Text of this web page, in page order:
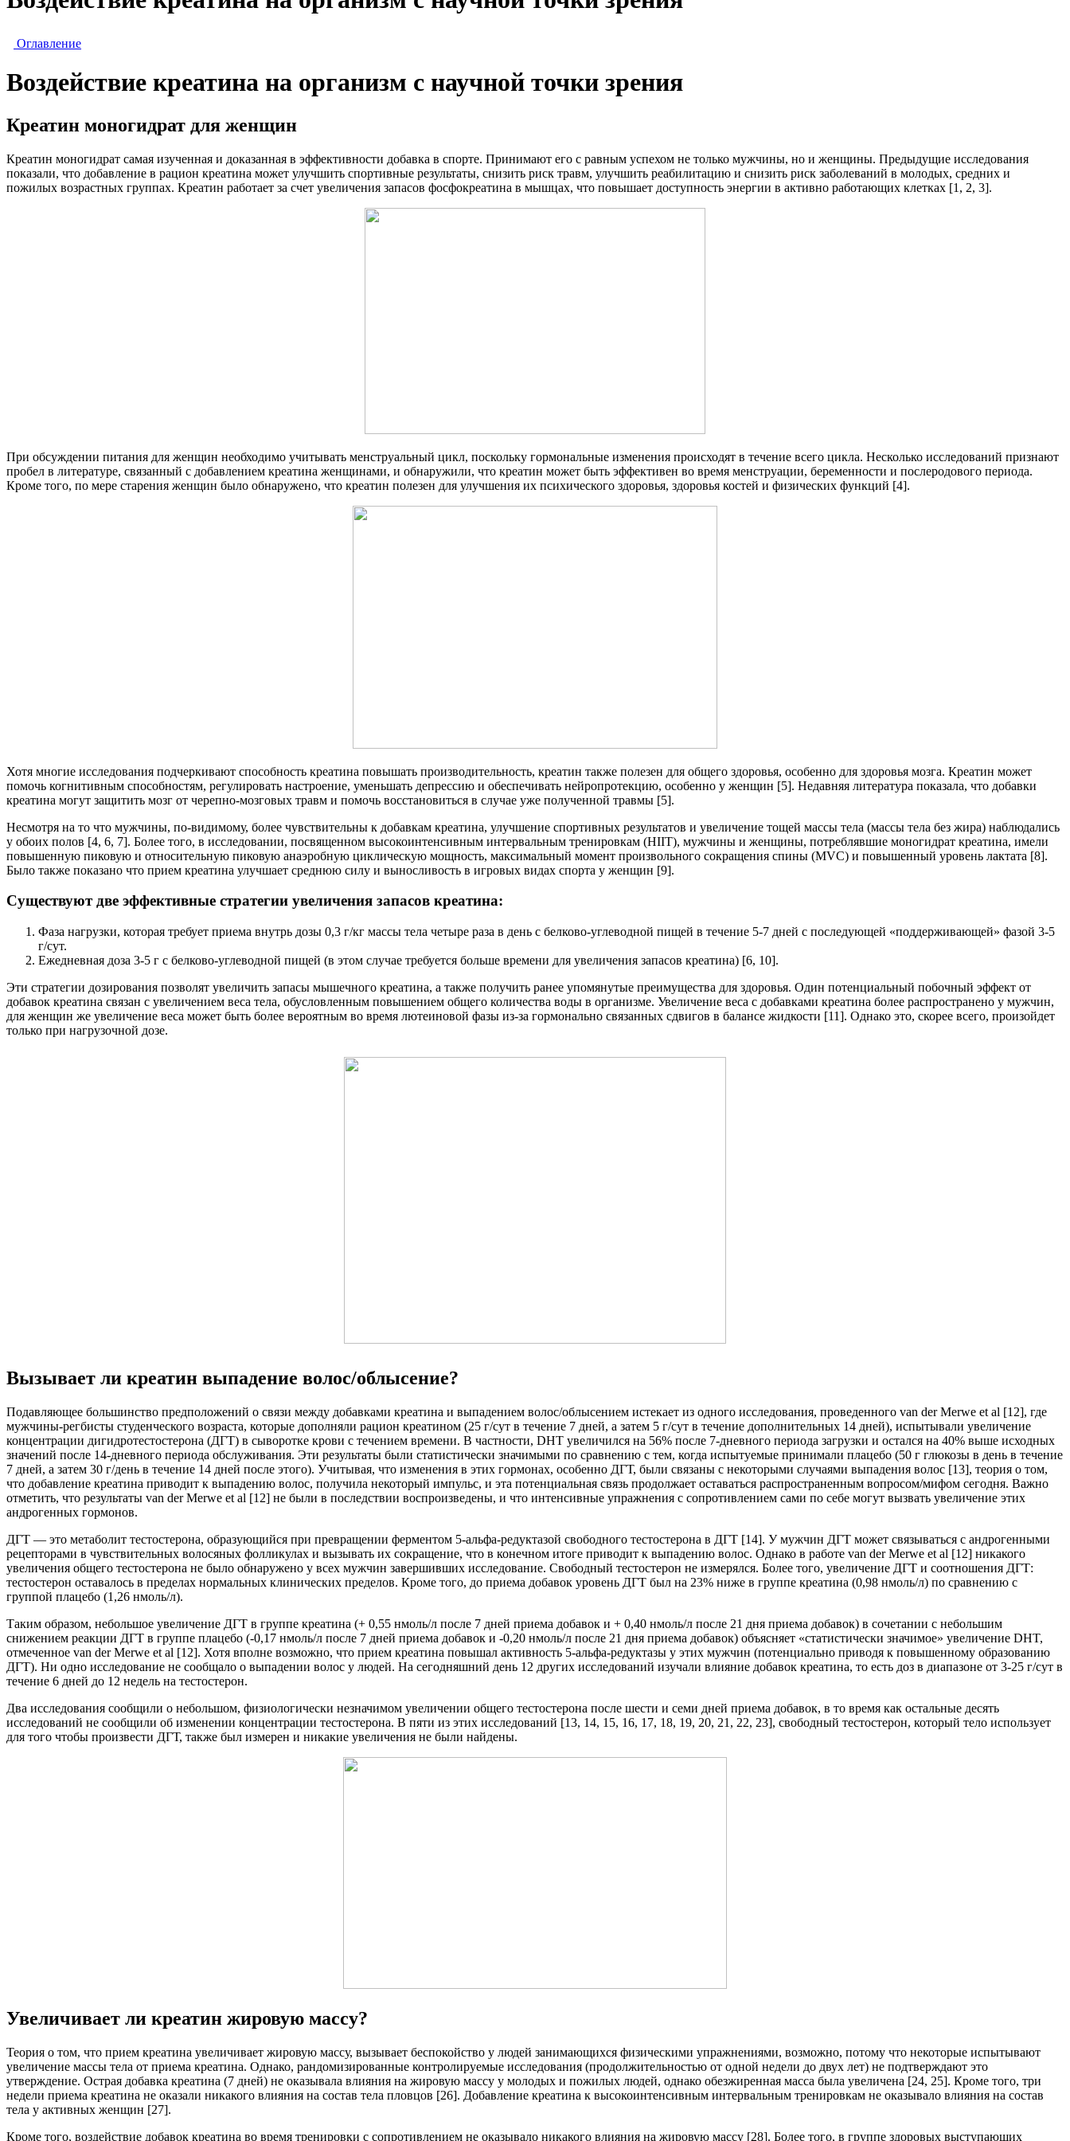
Оглавление
Воздействие креатина на организм с научной точки зрения
Креатин моногидрат для женщин
Креатин моногидрат самая изученная и доказанная в эффективности добавка в спорте. Принимают его с равным успехом не только мужчины, но и женщины. Предыдущие исследования
показали, что добавление в рацион креатина может улучшить спортивные результаты, снизить риск травм, улучшить реабилитацию и снизить риск заболеваний в молодых, средних и
пожилых возрастных группах. Креатин работает за счет увеличения запасов фосфокреатина в мышцах, что повышает доступность энергии в активно работающих клетках [1, 2, 3].
При обсуждении питания для женщин необходимо учитывать менструальный цикл, поскольку гормональные изменения происходят в течение всего цикла. Несколько исследований признают
пробел в литературе, связанный с добавлением креатина женщинами, и обнаружили, что креатин может быть эффективен во время менструации, беременности и послеродового периода.
Кроме того, по мере старения женщин было обнаружено, что креатин полезен для улучшения их психического здоровья, здоровья костей и физических функций [4].
Хотя многие исследования подчеркивают способность креатина повышать производительность, креатин также полезен для общего здоровья, особенно для здоровья мозга. Креатин может
помочь когнитивным способностям, регулировать настроение, уменьшать депрессию и обеспечивать нейропротекцию, особенно у женщин [5]. Недавняя литература показала, что добавки
креатина могут защитить мозг от черепно-мозговых травм и помочь восстановиться в случае уже полученной травмы [5].
Несмотря на то что мужчины, по-видимому, более чувствительны к добавкам креатина, улучшение спортивных результатов и увеличение тощей массы тела (массы тела без жира) наблюдались
у обоих полов [4, 6, 7]. Более того, в исследовании, посвященном высокоинтенсивным интервальным тренировкам (HIIT), мужчины и женщины, потреблявшие моногидрат креатина, имели
повышенную пиковую и относительную пиковую анаэробную циклическую мощность, максимальный момент произвольного сокращения спины (MVC) и повышенный уровень лактата [8].
Было также показано что прием креатина улучшает среднюю силу и выносливость в игровых видах спорта у женщин [9].
Существуют две эффективные стратегии увеличения запасов креатина:
Фаза нагрузки, которая требует приема внутрь дозы 0,3 г/кг массы тела четыре раза в день с белково-углеводной пищей в течение 5-7 дней с последующей «поддерживающей» фазой 3-5
г/сут.
Ежедневная доза 3-5 г с белково-углеводной пищей (в этом случае требуется больше времени для увеличения запасов креатина) [6, 10].
Эти стратегии дозирования позволят увеличить запасы мышечного креатина, а также получить ранее упомянутые преимущества для здоровья. Один потенциальный побочный эффект от
добавок креатина связан с увеличением веса тела, обусловленным повышением общего количества воды в организме. Увеличение веса с добавками креатина более распространено у мужчин,
для женщин же увеличение веса может быть более вероятным во время лютеиновой фазы из-за гормонально связанных сдвигов в балансе жидкости [11]. Однако это, скорее всего, произойдет
только при нагрузочной дозе.
Вызывает ли креатин выпадение волос/облысение?
Подавляющее большинство предположений о связи между добавками креатина и выпадением волос/облысением истекает из одного исследования, проведенного van der Merwe et al [12], где
мужчины-регбисты студенческого возраста, которые дополняли рацион креатином (25 г/сут в течение 7 дней, а затем 5 г/сут в течение дополнительных 14 дней), испытывали увеличение
концентрации дигидротестостерона (ДГТ) в сыворотке крови с течением времени. В частности, DHT увеличился на 56% после 7-дневного периода загрузки и остался на 40% выше исходных
значений после 14-дневного периода обслуживания. Эти результаты были статистически значимыми по сравнению с тем, когда испытуемые принимали плацебо (50 г глюкозы в день в течение
7 дней, а затем 30 г/день в течение 14 дней после этого). Учитывая, что изменения в этих гормонах, особенно ДГТ, были связаны с некоторыми случаями выпадения волос [13], теория о том,
что добавление креатина приводит к выпадению волос, получила некоторый импульс, и эта потенциальная связь продолжает оставаться распространенным вопросом/мифом сегодня. Важно
отметить, что результаты van der Merwe et al [12] не были в последствии воспроизведены, и что интенсивные упражнения с сопротивлением сами по себе могут вызвать увеличение этих
андрогенных гормонов.
ДГТ — это метаболит тестостерона, образующийся при превращении ферментом 5-альфа-редуктазой свободного тестостерона в ДГТ [14]. У мужчин ДГТ может связываться с андрогенными
рецепторами в чувствительных волосяных фолликулах и вызывать их сокращение, что в конечном итоге приводит к выпадению волос. Однако в работе van der Merwe et al [12] никакого
увеличения общего тестостерона не было обнаружено у всех мужчин завершивших исследование. Свободный тестостерон не измерялся. Более того, увеличение ДГТ и соотношения ДГТ:
тестостерон оставалось в пределах нормальных клинических пределов. Кроме того, до приема добавок уровень ДГТ был на 23% ниже в группе креатина (0,98 нмоль/л) по сравнению с
группой плацебо (1,26 нмоль/л).
Таким образом, небольшое увеличение ДГТ в группе креатина (+ 0,55 нмоль/л после 7 дней приема добавок и + 0,40 нмоль/л после 21 дня приема добавок) в сочетании с небольшим
снижением реакции ДГТ в группе плацебо (-0,17 нмоль/л после 7 дней приема добавок и -0,20 нмоль/л после 21 дня приема добавок) объясняет «статистически значимое» увеличение DHT,
отмеченное van der Merwe et al [12]. Хотя вполне возможно, что прием креатина повышал активность 5-альфа-редуктазы у этих мужчин (потенциально приводя к повышенному образованию
ДГТ). Ни одно исследование не сообщало о выпадении волос у людей. На сегодняшний день 12 других исследований изучали влияние добавок креатина, то есть доз в диапазоне от 3-25 г/сут в
течение 6 дней до 12 недель на тестостерон.
Два исследования сообщили о небольшом, физиологически незначимом увеличении общего тестостерона после шести и семи дней приема добавок, в то время как остальные десять
исследований не сообщили об изменении концентрации тестостерона. В пяти из этих исследований [13, 14, 15, 16, 17, 18, 19, 20, 21, 22, 23], свободный тестостерон, который тело использует
для того чтобы произвести ДГТ, также был измерен и никакие увеличения не были найдены.
Увеличивает ли креатин жировую массу?
Теория о том, что прием креатина увеличивает жировую массу, вызывает беспокойство у людей занимающихся физическими упражнениями, возможно, потому что некоторые испытывают
увеличение массы тела от приема креатина. Однако, рандомизированные контролируемые исследования (продолжительностью от одной недели до двух лет) не подтверждают это
утверждение. Острая добавка креатина (7 дней) не оказывала влияния на жировую массу у молодых и пожилых людей, однако обезжиренная масса была увеличена [24, 25]. Кроме того, три
недели приема креатина не оказали никакого влияния на состав тела пловцов [26]. Добавление креатина к высокоинтенсивным интервальным тренировкам не оказывало влияния на состав
тела у активных женщин [27].
Кроме того, воздействие добавок креатина во время тренировки с сопротивлением не оказывало никакого влияния на жировую массу [28]. Более того, в группе здоровых выступающих